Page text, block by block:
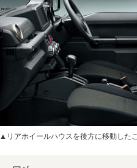
▲リアホイールハウスを後方に移動した